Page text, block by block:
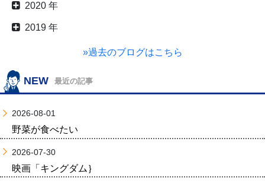
2020 年
2019 年
»過去のブログはこちら
NEW 最近の記事
2026-08-01
野菜が食べたい
2026-07-30
映画「キングダム｝